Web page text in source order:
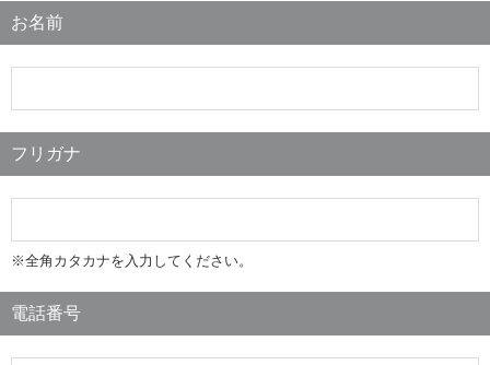
お名前
フリガナ
※全角カタカナを入力してください。
電話番号